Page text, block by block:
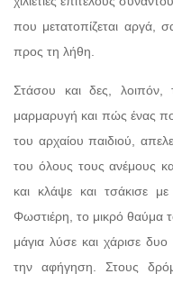
που μετατοπίζεται αργά,
προς τη λήθη.
Στάσου και δες, λοιπόν,
μαρμαρυγή και πώς ένας
του αρχαίου παιδιού,
του όλους τους ανέμους
και κλάψε και τσάκισε
Φωστιέρη, το μικρό θαύμα
μάγια λύσε και χάρισε δυο
την αφήγηση. Στους